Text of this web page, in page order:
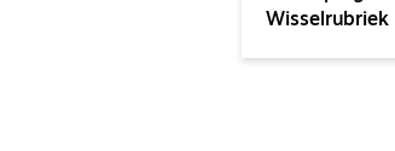
Wisselrubriek